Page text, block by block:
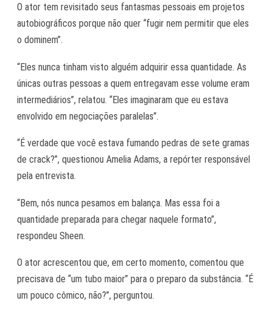
O ator tem revisitado seus fantasmas pessoais em projetos
autobiográficos porque não quer “fugir nem permitir que eles
o dominem”.
“Eles nunca tinham visto alguém adquirir essa quantidade. As
únicas outras pessoas a quem entregavam esse volume eram
intermediários”, relatou. “Eles imaginaram que eu estava
envolvido em negociações paralelas”.
“É verdade que você estava fumando pedras de sete gramas
de crack?”, questionou Amelia Adams, a repórter responsável
pela entrevista.
“Bem, nós nunca pesamos em balança. Mas essa foi a
quantidade preparada para chegar naquele formato”,
respondeu Sheen.
O ator acrescentou que, em certo momento, comentou que
precisava de “um tubo maior” para o preparo da substância. “É
um pouco cômico, não?”, perguntou.